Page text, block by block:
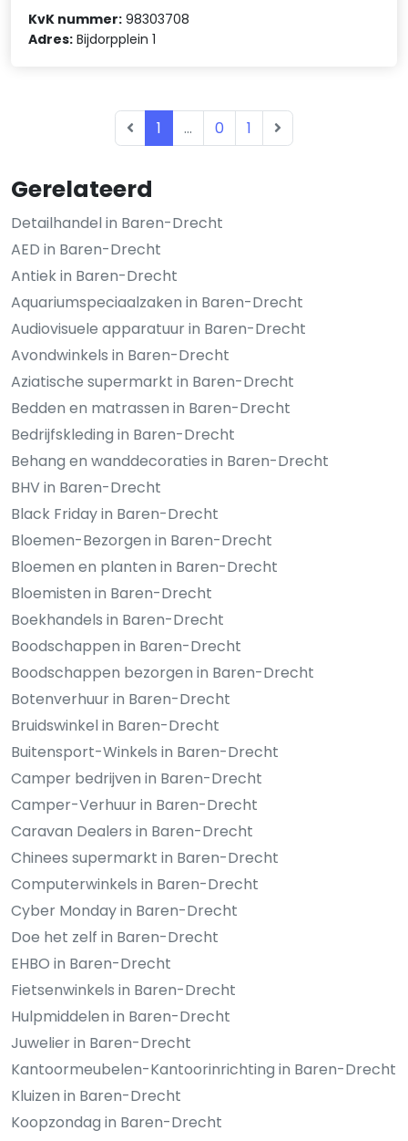
Gerelateerd
Detailhandel in Baren-Drecht
AED in Baren-Drecht
Antiek in Baren-Drecht
Aquariumspeciaalzaken in Baren-Drecht
Audiovisuele apparatuur in Baren-Drecht
Avondwinkels in Baren-Drecht
Aziatische supermarkt in Baren-Drecht
Bedden en matrassen in Baren-Drecht
Bedrijfskleding in Baren-Drecht
Behang en wanddecoraties in Baren-Drecht
BHV in Baren-Drecht
Black Friday in Baren-Drecht
Bloemen-Bezorgen in Baren-Drecht
Bloemen en planten in Baren-Drecht
Bloemisten in Baren-Drecht
Boekhandels in Baren-Drecht
Boodschappen in Baren-Drecht
Boodschappen bezorgen in Baren-Drecht
Botenverhuur in Baren-Drecht
Bruidswinkel in Baren-Drecht
Buitensport-Winkels in Baren-Drecht
Camper bedrijven in Baren-Drecht
Camper-Verhuur in Baren-Drecht
Caravan Dealers in Baren-Drecht
Chinees supermarkt in Baren-Drecht
Computerwinkels in Baren-Drecht
Cyber Monday in Baren-Drecht
Doe het zelf in Baren-Drecht
EHBO in Baren-Drecht
Fietsenwinkels in Baren-Drecht
Hulpmiddelen in Baren-Drecht
Juwelier in Baren-Drecht
Kantoormeubelen-Kantoorinrichting in Baren-Drecht
Kluizen in Baren-Drecht
Koopzondag in Baren-Drecht
KvK nummer: 98303708
Adres: Bijdorpplein 1
1 ... 0 1